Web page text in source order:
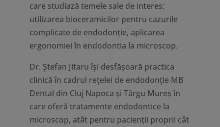
care studiază temele sale de interes:
utilizarea bioceramicilor pentru cazurile
complicate de endodonție, aplicarea
ergonomiei în endodontia la microscop.
Dr. Ştefan Jitaru își desfășoară practica
clinică în cadrul rețelei de endodonție MB
Dental din Cluj Napoca și Târgu Mureș în
care oferă tratamente endodontice la
microscop, atât pentru pacienţii proprii cât